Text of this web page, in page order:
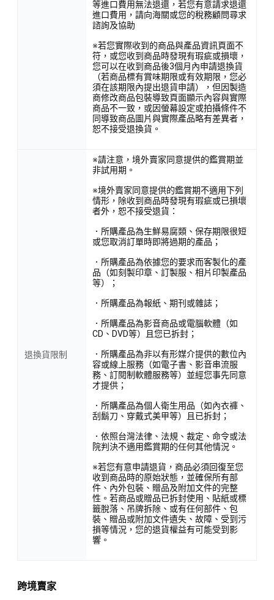
等進口費用無法退還，若您有意請求退還
進口費用，請向海關或您的稅務顧問尋求
諮詢及協助
※若您實際收到的商品與產品資訊頁面不
符，或您收到商品時發現有瑕疵或損壞，
您可以在收到商品後3個月內申請退換貨
（若商品標有賞味期限或有效期限，您必
須在該期限內提出退貨申請），但因製造
商修改商品包裝導致頁面顯示內容與實際
商品不一致，或因螢幕設定或拍攝條件不
同導致商品圖片與實際產品略有差異者，
恕不接受退換貨。
退換貨限制
※請注意，境外賣家同意提供的鑑賞期並
非試用期。
※境外賣家同意提供的鑑賞期不適用下列
情形，除收到商品時發現有瑕疵或已損壞
者外，恕不接受退貨：
．所購產品為生鮮易腐類、保存期限很短
或您取消訂單時即將過期的產品；
．所購產品為依據您的要求而客製化的產
品（如刻製印章、訂製服、相片印製產品
等）；
．所購產品為報紙、期刊或雜誌；
．所購產品為影音商品或電腦軟體（如
CD、DVD等）且您已拆封；
．所購產品為非以有形媒介提供的數位內
容或線上服務（如電子書、影音串流服
務、訂閱制軟體服務等）並經您事先同意
才提供；
．所購產品為個人衛生用品（如內衣褲、
刮鬍刀、穿戴式美甲等）且已拆封；
．依照台灣法律、法規、裁定、命令或法
院判決不適用鑑賞期的任何其他情況。
※若您有意申請退貨，商品必須回復至您
收到商品時的原始狀態，並確保所有部
件、內外包裝、贈品及附加文件的完整
性。若商品或贈品已拆封使用、貼紙或標
籤脫落、吊牌拆除、或有任何部件、包
裝、贈品或附加文件遺失、故障、受到污
損等情況，您的退貨權益有可能受到影
響。
跨境賣家